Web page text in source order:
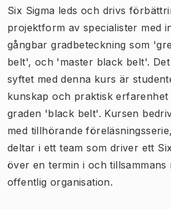
Six Sigma leds och drivs
projektform av specialister med
gångbar gradbeteckning som
belt', och 'master black belt'.
syftet med denna kurs är
kunskap och praktisk erfarenhet
graden 'black belt'. Kursen
med tillhörande
deltar i ett team som driver ett
över en termin i och tillsammans
offentlig organisation.